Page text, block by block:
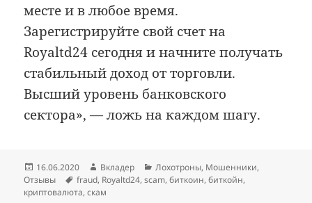
месте и в любое время.
Зарегистрируйте свой счет на
Royaltd24 сегодня и начните получать
стабильный доход от торговли.
Высший уровень банковского
сектора», — ложь на каждом шагу.
Опубликовано
16.06.2020 Автор
Вкладер Рубрики
Лохотроны, Мошенники,
Отзывы
Метки
fraud, Royaltd24,scam,биткоин,биткойн,
криптовалюта,скам